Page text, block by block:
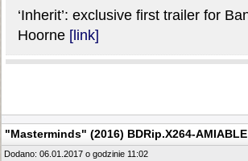
"Masterminds" (2016) BDRip.X264-AMIABLE
Dodano: 06.01.2017 o godzinie 11:02